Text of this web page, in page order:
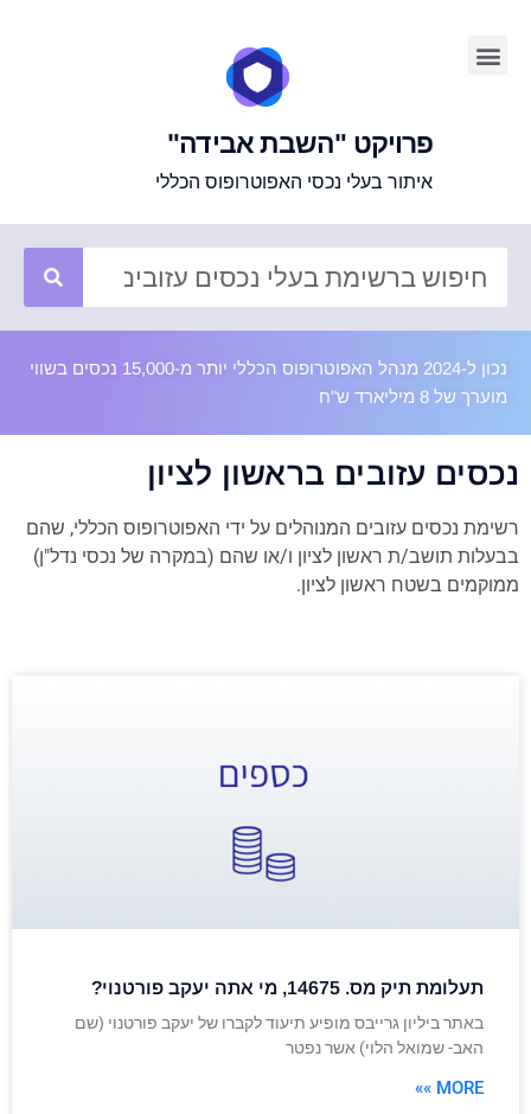
פרויקט "השבת אבידה"
איתור בעלי נכסי האפוטרופוס הכללי
נכון ל-2024 מנהל האפוטרופוס הכללי יותר מ-15,000 נכסים בשווי
מוערך של 8 מיליארד ש"ח
נכסים עזובים בראשון לציון
רשימת נכסים עזובים המנוהלים על ידי האפוטרופוס הכללי, שהם
בבעלות תושב/ת ראשון לציון ו/או שהם (במקרה של נכסי נדל"ן)
ממוקמים בשטח ראשון לציון.
תעלומת תיק מס. 14675, מי אתה יעקב פורטנוי?
באתר ביליון גרייבס מופיע תיעוד לקברו של יעקב פורטנוי (שם
האב- שמואל הלוי) אשר נפטר
MORE »»